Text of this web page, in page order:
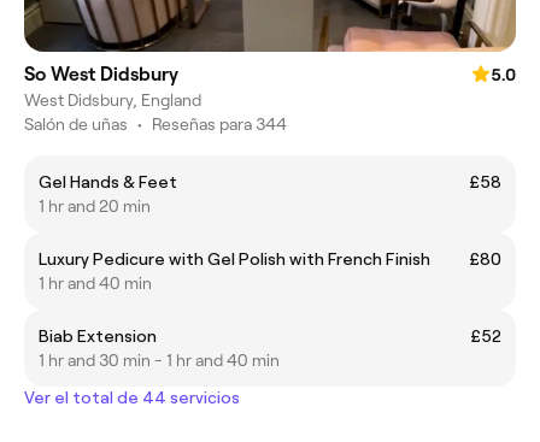
So West Didsbury
5.0
West Didsbury, England
Salón de uñas • Reseñas para 344
Gel Hands & Feet
£58
1 hr and 20 min
Luxury Pedicure with Gel Polish with French Finish
£80
1 hr and 40 min
Biab Extension
£52
1 hr and 30 min - 1 hr and 40 min
Ver el total de 44 servicios